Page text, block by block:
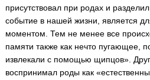
присутствовал при родах и
событие в нашей жизни, является
моментом. Тем не менее все
памяти также как нечто пугающее,
извлекали с помощью щипцов».
воспринимал роды как